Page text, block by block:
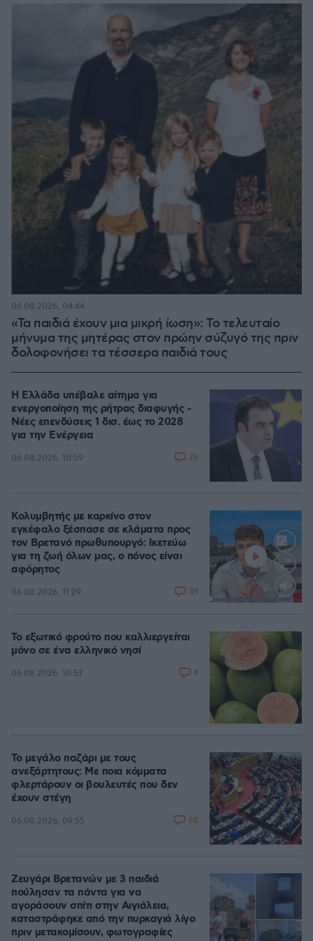
«Τα παιδιά έχουν μια μικρή ίωση»: Το τελευταίο
μήνυμα της μητέρας στον πρώην σύζυγό της πριν
δολοφονήσει τα τέσσερα παιδιά τους
06.08.2026, 04:44
Η Ελλάδα υπέβαλε αίτημα για
ενεργοποίηση της ρήτρας διαφυγής -
Νέες επενδύσεις 1 δισ. έως το 2028
για την Ενέργεια
06.08.2026, 10:59 29
Loaded
Κολυμβητής με καρκίνο στον
εγκέφαλο ξέσπασε σε κλάματα προς
τον Βρετανό πρωθυπουργό: Ικετεύω
για τη ζωή όλων μας, ο πόνος είναι
αφόρητος
06.08.2026, 11:29 39
Το εξωτικό φρούτο που καλλιεργείται
μόνο σε ένα ελληνικό νησί
06.08.2026, 10:57 4
Το μεγάλο παζάρι με τους
ανεξάρτητους: Με ποια κόμματα
φλερτάρουν οι βουλευτές που δεν
έχουν στέγη
06.08.2026, 09:55 60
Ζευγάρι Βρετανών με 3 παιδιά
πούλησαν τα πάντα για να
αγοράσουν σπίτι στην Αιγιάλεια,
καταστράφηκε από την πυρκαγιά λίγο
πριν μετακομίσουν, φωτογραφίες